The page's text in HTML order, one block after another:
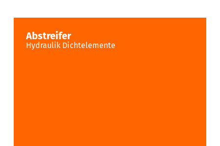
Abstreifer
Hydraulik Dichtelemente